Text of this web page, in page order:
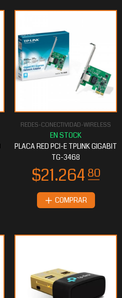
REDES-CONECTIVIDAD-WIRELESS
PLACA RED PCI-E TPLINK GIGABIT
TG-3468
COMPRAR